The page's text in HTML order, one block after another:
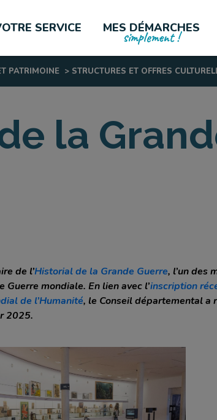
SERVICE MES DÉMARCHES
simplement !
LES PLUS
PATRIMOINE > STRUCTURES ET OFFRES
la
de l’Historial de la Grande Guerre, l’un des
mondiale. En lien avec l’inscription
de l’Humanité, le Conseil départemental a
2025.